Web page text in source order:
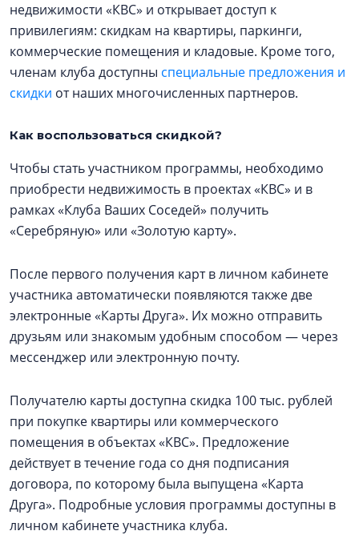
недвижимости «КВС» и открывает доступ к
привилегиям: скидкам на квартиры, паркинги,
коммерческие помещения и кладовые. Кроме того,
членам клуба доступны специальные предложения и
скидки от наших многочисленных партнеров.
Как воспользоваться скидкой?
Чтобы стать участником программы, необходимо
приобрести недвижимость в проектах «КВС» и в
рамках «Клуба Ваших Соседей» получить
«Серебряную» или «Золотую карту».
После первого получения карт в личном кабинете
участника автоматически появляются также две
электронные «Карты Друга». Их можно отправить
друзьям или знакомым удобным способом — через
мессенджер или электронную почту.
Получателю карты доступна скидка 100 тыс. рублей
при покупке квартиры или коммерческого
помещения в объектах «КВС». Предложение
действует в течение года со дня подписания
договора, по которому была выпущена «Карта
Друга». Подробные условия программы доступны в
личном кабинете участника клуба.